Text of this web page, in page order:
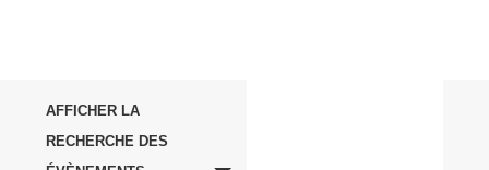
Recherche
et
AFFICHER LA
RECHERCHE DES